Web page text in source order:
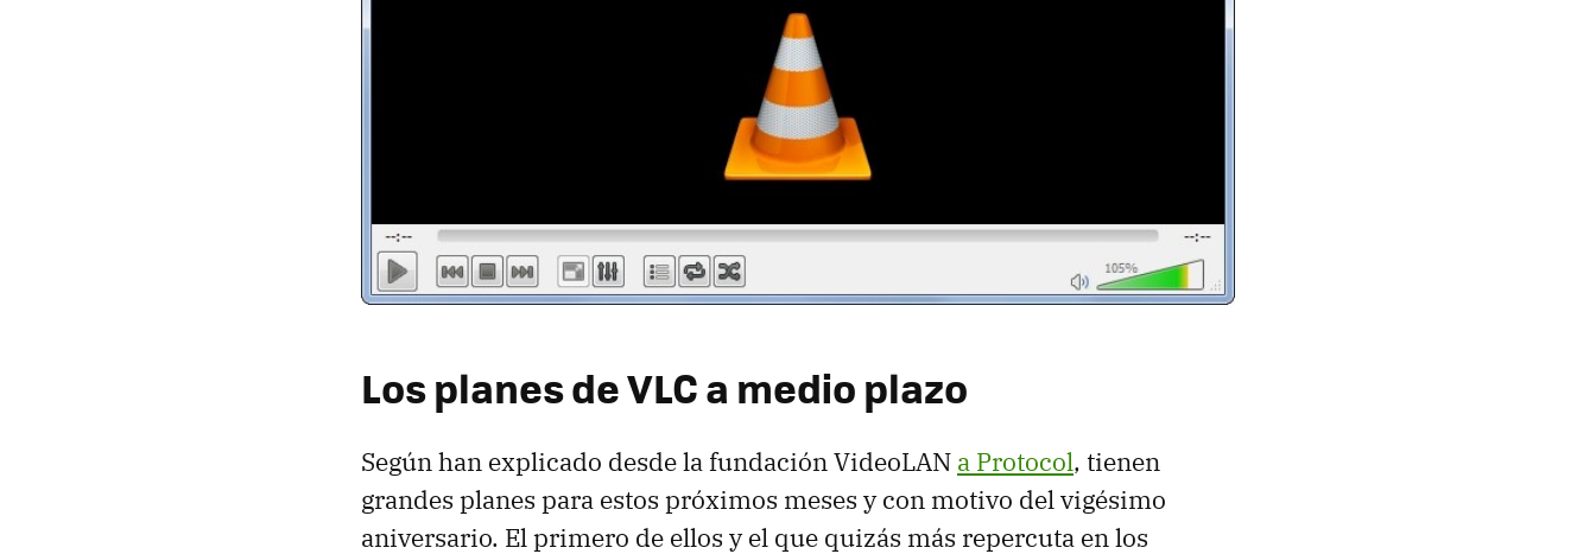
Los planes de VLC a medio plazo
Según han explicado desde la fundación VideoLAN a Protocol, tienen
grandes planes para estos próximos meses y con motivo del vigésimo
aniversario. El primero de ellos y el que quizás más repercuta en los